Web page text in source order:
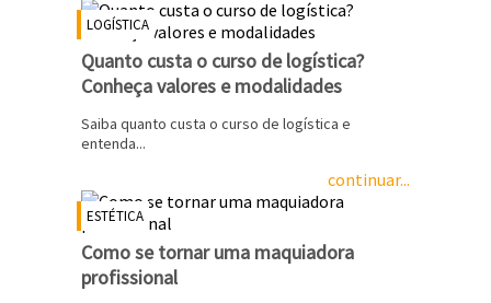
LOGÍSTICA
Quanto custa o curso de logística?
Conheça valores e modalidades
Saiba quanto custa o curso de logística e
entenda...
continuar...
ESTÉTICA
Como se tornar uma maquiadora
profissional